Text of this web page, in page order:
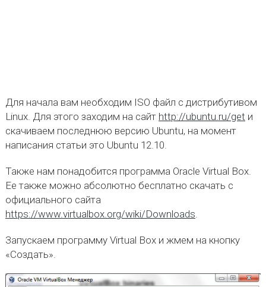
Для начала вам необходим ISO файл с дистрибутивом
Linux. Для этого заходим на сайт http://ubuntu.ru/get и
скачиваем последнюю версию Ubuntu, на момент
написания статьи это Ubuntu 12.10.
Также нам понадобится программа Oracle Virtual Box.
Ее также можно абсолютно бесплатно скачать с
официального сайта
https://www.virtualbox.org/wiki/Downloads.
Запускаем программу Virtual Box и жмем на кнопку
«Создать».